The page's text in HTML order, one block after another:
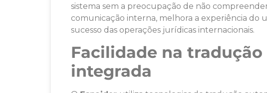
sistema sem a preocupação de não
comunicação interna, melhora a experiência do
sucesso das operações jurídicas internacionais.
Facilidade na
integrada